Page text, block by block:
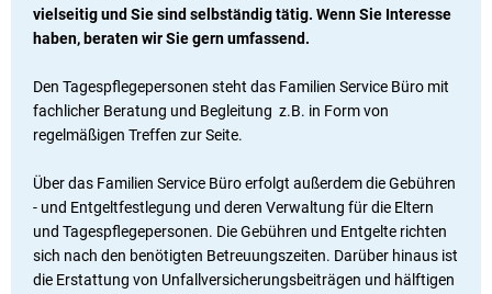
vielseitig und Sie sind selbständig tätig. Wenn Sie Interesse
haben, beraten wir Sie gern umfassend.
Den Tagespflegepersonen steht das Familien Service Büro mit
fachlicher Beratung und Begleitung z.B. in Form von
regelmäßigen Treffen zur Seite.
Über das Familien Service Büro erfolgt außerdem die Gebühren
- und Entgeltfestlegung und deren Verwaltung für die Eltern
und Tagespflegepersonen. Die Gebühren und Entgelte richten
sich nach den benötigten Betreuungszeiten. Darüber hinaus ist
die Erstattung von Unfallversicherungsbeiträgen und hälftigen